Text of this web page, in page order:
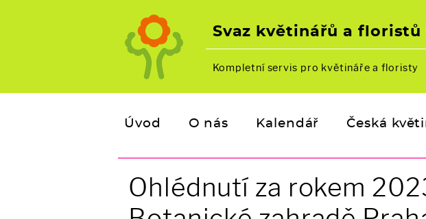
Svaz květinářů a floristů
Kompletní servis pro květináře a floristy
Úvod O nás Kalendář Česká
Ohlédnutí za rokem